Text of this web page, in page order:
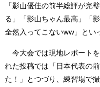
「影山優佳の前半総評が完
る」「影山ちゃん最高」「
全然入ってこないww」とい
今大会では現地レポート
れた投稿では「日本代表の
た！」とつづり、練習場で